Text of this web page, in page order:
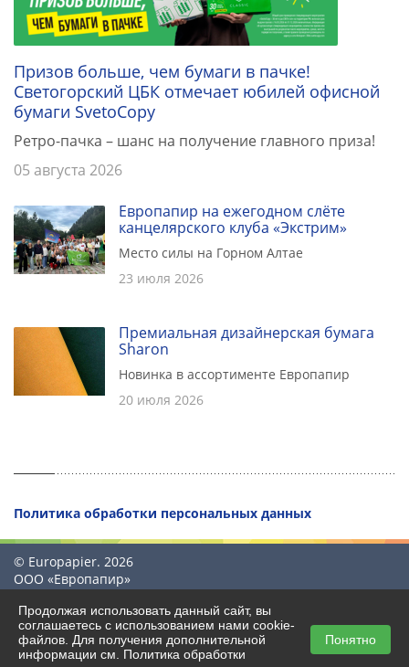
Призов больше, чем бумаги в пачке!
Светогорский ЦБК отмечает юбилей офисной
бумаги SvetoCopy
Ретро-пачка – шанс на получение главного приза!
05 августа 2026
Европапир на ежегодном слёте
канцелярского клуба «Экстрим»
Место силы на Горном Алтае
23 июля 2026
Премиальная дизайнерская бумага
Sharon
Новинка в ассортименте Европапир
20 июля 2026
Политика обработки персональных данных
© Europapier. 2026
ООО «Европапир»
Создание сайта
Продолжая использовать данный сайт, вы
соглашаетесь с использованием нами cookie-
файлов. Для получения дополнительной
информации см. Политика обработки
Понятно